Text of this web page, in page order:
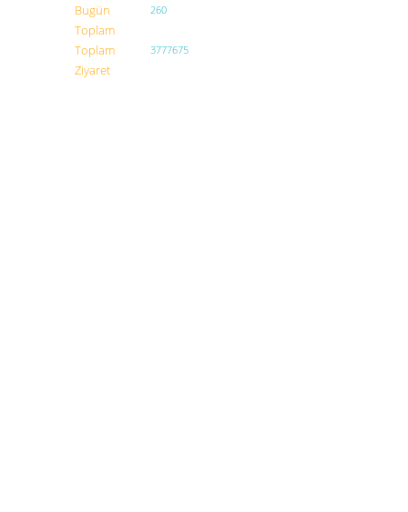
Bugün
Toplam
260
Toplam
Ziyaret
3777675